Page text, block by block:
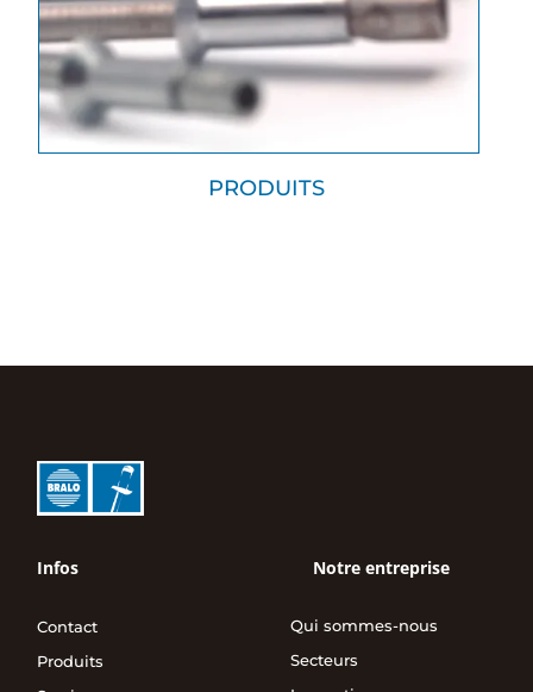
PRODUITS
Infos
Contact
Produits
Notre entreprise
Qui sommes-nous
Secteurs